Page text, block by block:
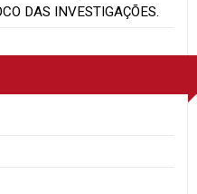
DAS INVESTIGAÇÕES.